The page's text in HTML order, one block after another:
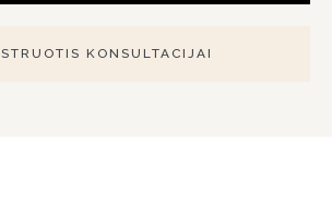
KONSULTACIJAI